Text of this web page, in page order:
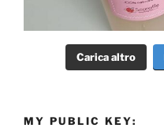
Carica altro
MY PUBLIC KEY: